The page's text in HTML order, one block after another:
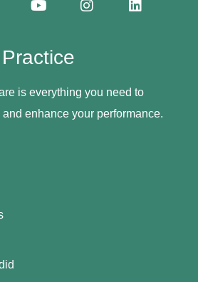
is everything you need to
enhance your performance.